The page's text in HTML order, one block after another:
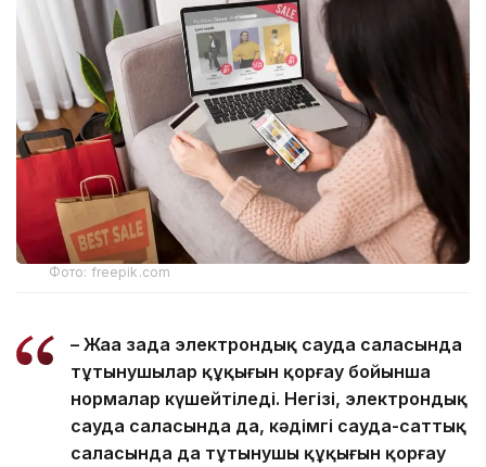
Фото: freepik.com
– Жаңа заңда электрондық сауда саласында
тұтынушылар құқығын қорғау бойынша
нормалар күшейтіледі. Негізі, электрондық
сауда саласында да, кәдімгі сауда-саттық
саласында да тұтынушы құқығын қорғау